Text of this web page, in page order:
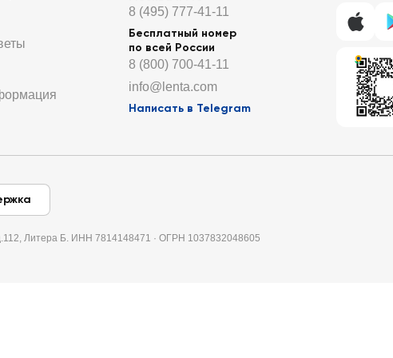
8 (495) 777-41-11
Бесплатный номер
по всей России
8 (800) 700-41-11
info@lenta.com
Написать в Telegram
Литера Б. ИНН 7814148471 · ОГРН 1037832048605